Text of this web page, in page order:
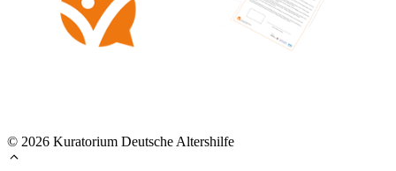
© 2026 Kuratorium Deutsche Altershilfe